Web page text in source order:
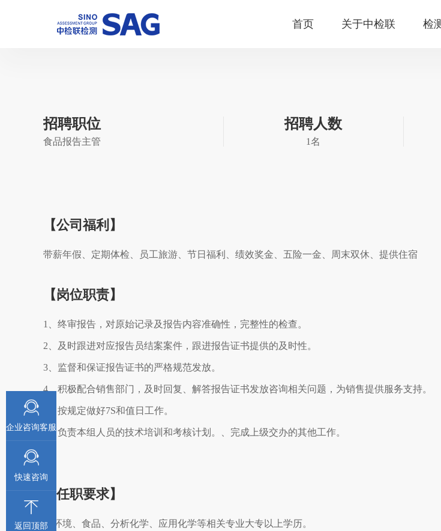
首页 关于中检联 检
致伙伴们 职业规划 社会招聘 人才自荐
招聘职位
食品报告主管
招聘人数
1名
【公司福利】
带薪年假、定期体检、员工旅游、节日福利、绩效奖金、五险一金、周末双休、提供住宿
【岗位职责】
1、终审报告，对原始记录及报告内容准确性，完整性的检查。
2、及时跟进对应报告员结案案件，跟进报告证书提供的及时性。
3、监督和保证报告证书的严格规范发放。
4、积极配合销售部门，及时回复、解答报告证书发放咨询相关问题，为销售提供服务支持。
5、按规定做好7S和值日工作。
6、负责本组人员的技术培训和考核计划。、完成上级交办的其他工作。
【任职要求】
1. 环境、食品、分析化学、应用化学等相关专业大专以上学历。
企业咨询客服
快速咨询
返回顶部